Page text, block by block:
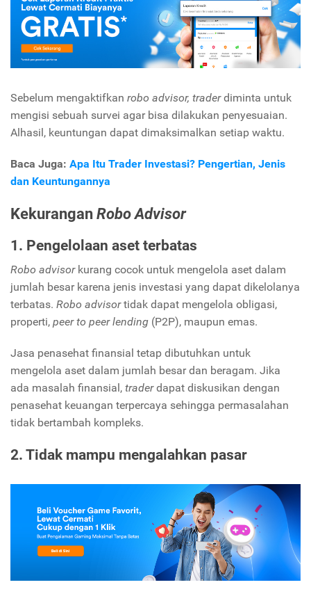
Sebelum mengaktifkan robo advisor, traderdiminta untuk
mengisi sebuah survei agar bisa dilakukan penyesuaian.
Alhasil, keuntungan dapat dimaksimalkan setiap waktu.
Baca Juga: Apa Itu Trader Investasi? Pengertian, Jenis
dan Keuntungannya
KekuranganRobo Advisor
1. Pengelolaan aset terbatas
Robo advisorkurang cocok untuk mengelola aset dalam
jumlah besar karena jenis investasi yang dapat dikelolanya
terbatas. Robo advisortidak dapat mengelola obligasi,
properti, peer to peer lending (P2P), maupun emas.
Jasa penasehat finansial tetap dibutuhkan untuk
mengelola aset dalam jumlah besar dan beragam. Jika
ada masalah finansial, traderdapat diskusikan dengan
penasehat keuangan terpercaya sehingga permasalahan
tidak bertambah kompleks.
2. Tidak mampu mengalahkan pasar